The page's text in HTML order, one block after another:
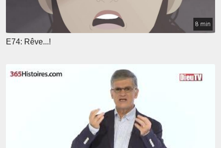
8 min
E74: Rêve...!